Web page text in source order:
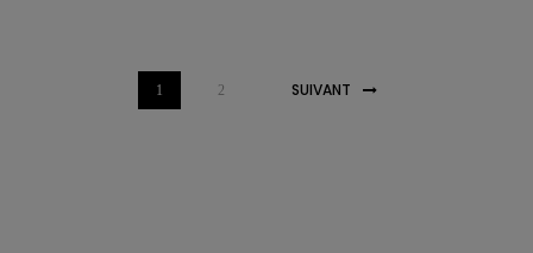
1 2 SUIVANT